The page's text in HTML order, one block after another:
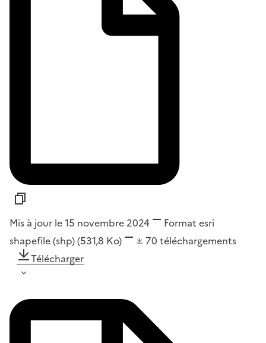
Mis à jour le 15 novembre 2024 Format esri
shapefile (shp)(531,8 Ko) 70 téléchargements
Télécharger